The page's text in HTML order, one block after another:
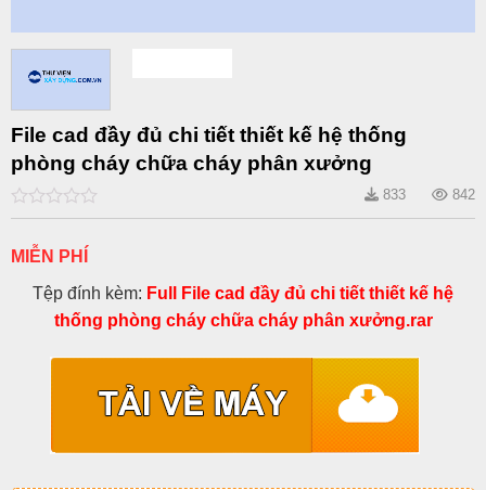
File cad đầy đủ chi tiết thiết kế hệ thống
phòng cháy chữa cháy phân xưởng
0
of
833 842
MIỄN PHÍ
Tệp đính kèm: Full File cad đầy đủ chi tiết thiết kế hệ
thống phòng cháy chữa cháy phân xưởng.rar